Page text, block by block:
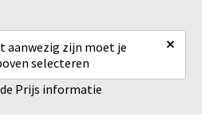
aanwezig zijn moet je
selecteren
×
Prijs informatie